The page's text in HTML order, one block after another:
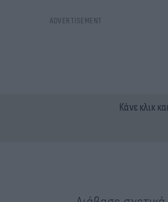
Κάνε κλικ